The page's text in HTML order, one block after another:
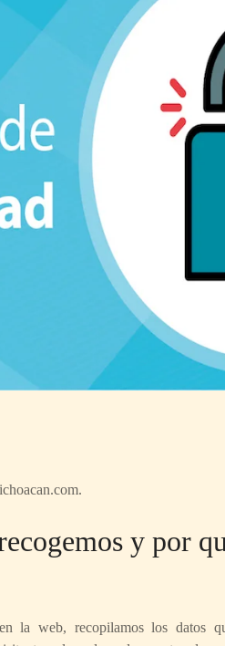
y por
la web, recopilamos los datos